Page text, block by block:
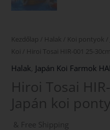
Kezdőlap / Halak / Koi pontyok /
Koi / Hiroi Tosai HIR-001 25-
Halak Japán Koi Farmok
Hiroi Tosai
Japán koi ponty
& Free Shipping